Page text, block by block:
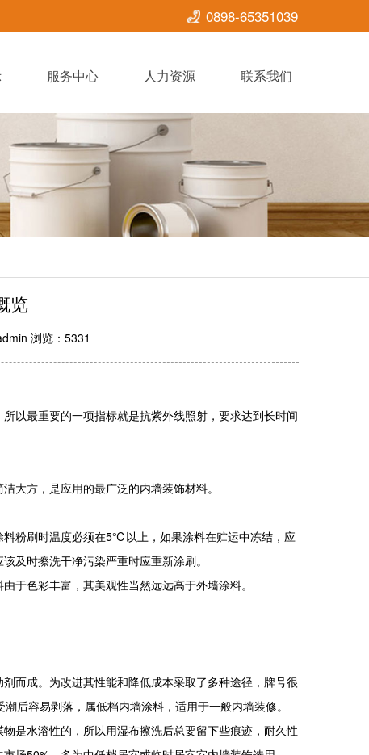
0898-65351039
服务中心 人力资源 联系我们
览
浏览：5331
最重要的一项指标就是抗紫外线照射，要求达到长时间
方，是应用的最广泛的内墙装饰材料。
粉刷时温度必须在5℃以上，如果涂料在贮运中冻结，应
及时擦洗干净污染严重时应重新涂刷。
色彩丰富，其美观性当然远远高于外墙涂料。
成。为改进其性能和降低成本采取了多种途径，牌号很
后容易剥落，属低档内墙涂料，适用于一般内墙装修。
是水溶性的，所以用湿布擦洗后总要留下些痕迹，耐久性